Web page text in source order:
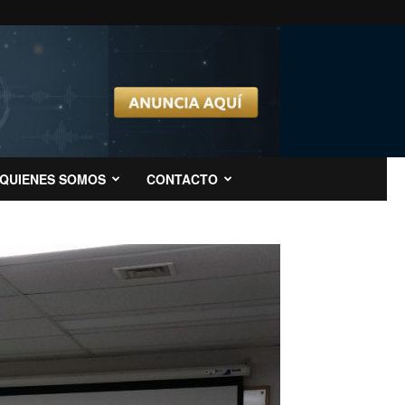
QUIENES SOMOS CONTACTO